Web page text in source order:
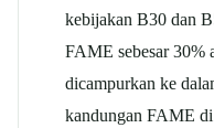
kebijakan B30 dan
FAME sebesar 30%
dicampurkan ke
kandungan FAME